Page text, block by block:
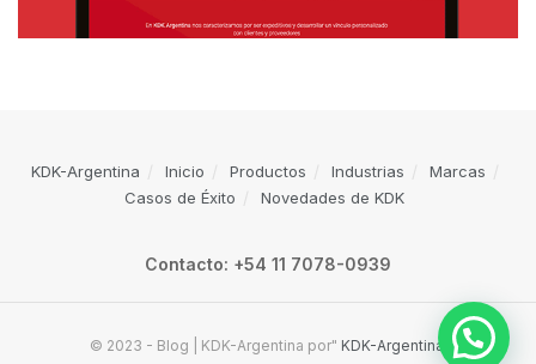
KDK-Argentina Inicio Productos Industrias
Marcas
Casos de Éxito
Novedades de KDK
Contacto: +54 11 7078-0939
© 2023 - Blog | KDK-Argentina por" KDK-Argentina